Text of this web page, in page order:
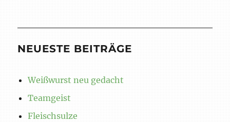
NEUESTE BEITRÄGE
Weißwurst neu gedacht
Teamgeist
Fleischsulze